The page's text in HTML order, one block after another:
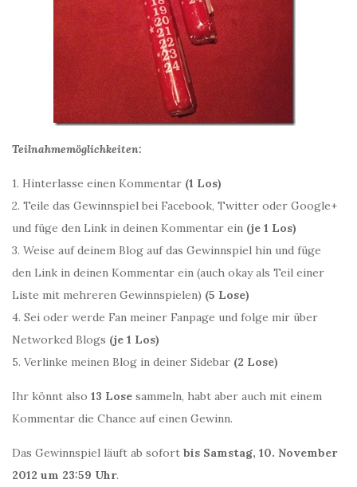
Teilnahmemöglichkeiten:
1. Hinterlasse einen Kommentar (1 Los)
2. Teile das Gewinnspiel bei Facebook, Twitter oder Google+
und füge den Link in deinen Kommentar ein (je 1 Los)
3. Weise auf deinem Blog auf das Gewinnspiel hin und füge
den Link in deinen Kommentar ein (auch okay als Teil einer
Liste mit mehreren Gewinnspielen) (5 Lose)
4. Sei oder werde Fan meiner Fanpage und folge mir über
Networked Blogs (je 1 Los)
5. Verlinke meinen Blog in deiner Sidebar (2 Lose)
Ihr könnt also 13 Lose sammeln, habt aber auch mit einem
Kommentar die Chance auf einen Gewinn.
Das Gewinnspiel läuft ab sofort bis Samstag, 10. November
2012 um 23:59 Uhr.